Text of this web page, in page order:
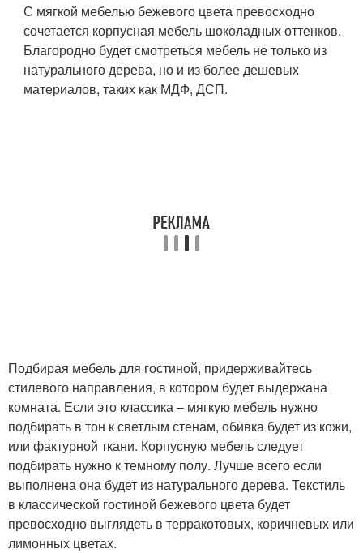
С мягкой мебелью бежевого цвета превосходно
сочетается корпусная мебель шоколадных оттенков.
Благородно будет смотреться мебель не только из
натурального дерева, но и из более дешевых
материалов, таких как МДФ, ДСП.
Подбирая мебель для гостиной, придерживайтесь
стилевого направления, в котором будет выдержана
комната. Если это классика – мягкую мебель нужно
подбирать в тон к светлым стенам, обивка будет из кожи,
или фактурной ткани. Корпусную мебель следует
подбирать нужно к темному полу. Лучше всего если
выполнена она будет из натурального дерева. Текстиль
в классической гостиной бежевого цвета будет
превосходно выглядеть в терракотовых, коричневых или
лимонных цветах.